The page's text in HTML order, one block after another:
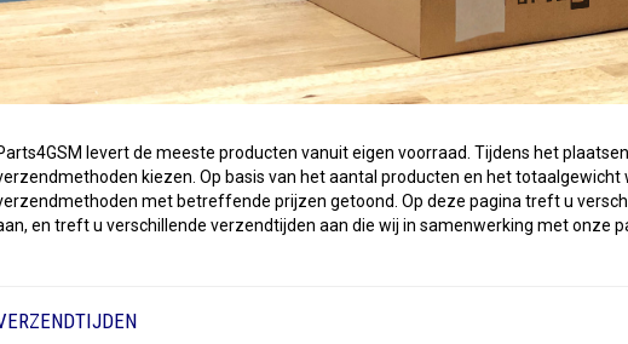
levert de meeste producten vanuit eigen voorraad. Tijdens het
kiezen. Op basis van het aantal producten en het
met betreffende prijzen getoond. Op deze pagina treft u
en treft u verschillende verzendtijden aan die wij in samenwerking met onze